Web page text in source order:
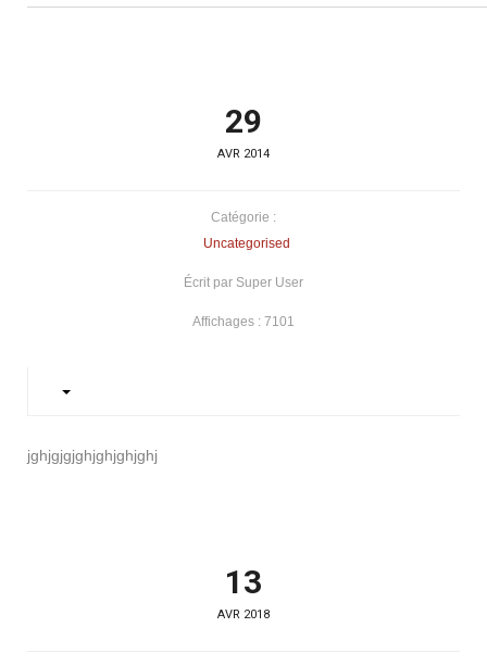
29
AVR 2014
Catégorie :
Uncategorised
Écrit par Super User
Affichages : 7101
jghjgjgjghjghjghjghj
13
AVR 2018